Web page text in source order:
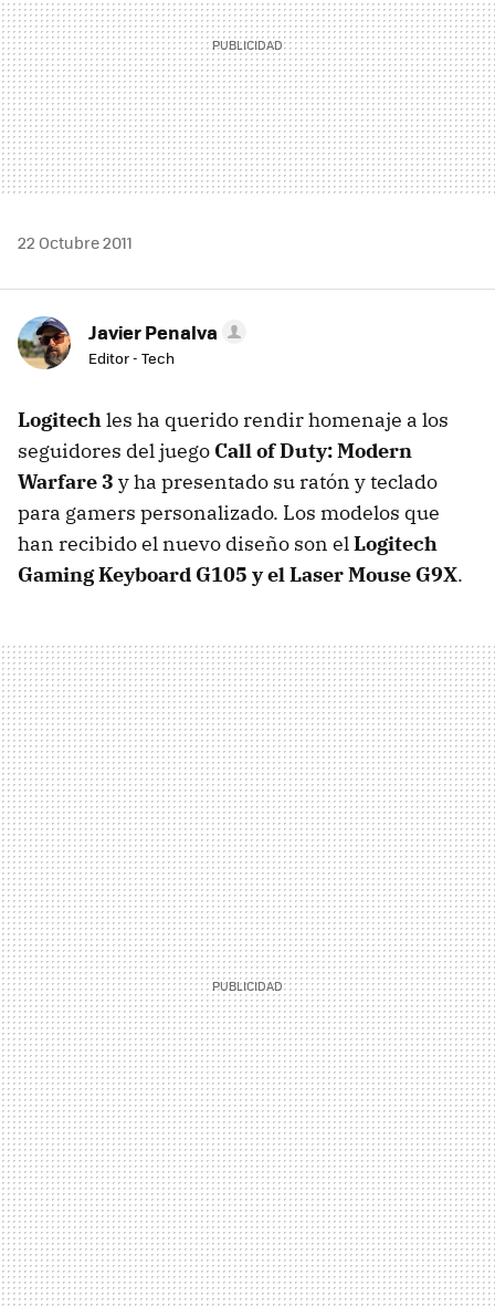
22 Octubre 2011
Javier Penalva
Editor - Tech
Logitechles ha querido rendir homenaje a los
seguidores del juego Call of Duty: Modern
Warfare 3 y ha presentado su ratón y teclado
para gamers personalizado. Los modelos que
han recibido el nuevo diseño son elLogitech
Gaming Keyboard G105 y el Laser Mouse G9X.